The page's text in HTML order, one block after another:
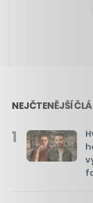
NEJČTENĚJŠÍ
1